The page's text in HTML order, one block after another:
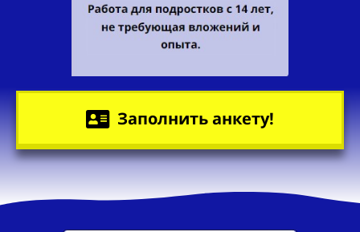
Заполнить анкету!